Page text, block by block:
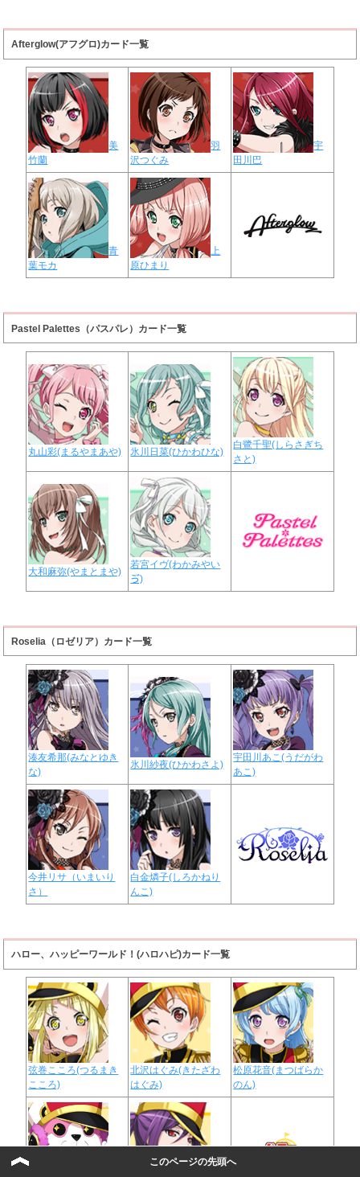
Afterglow(アフグロ)カード一覧
美
竹蘭
羽
沢つぐみ
宇
田川巴
青
葉モカ
上
原ひまり
Pastel Palettes（パスパレ）カード一覧
丸山彩(まるやまあや) 氷川日菜(ひかわひな)
白鷺千聖(しらさぎち
さと)
大和麻弥(やまとまや)
若宮イヴ(わかみやい
ゔ)
Roselia（ロゼリア）カード一覧
湊友希那(みなとゆき
な)
氷川紗夜(ひかわさよ)
宇田川あこ(うだがわ
あこ)
今井リサ（いまいり
さ）
白金燐子(しろかねり
んこ)
ハロー、ハッピーワールド！(ハロハピ)カード一覧
弦巻こころ(つるまき
こころ)
北沢はぐみ(きたざわ
はぐみ)
松原花音(まつばらか
のん)
このページの先頭へ